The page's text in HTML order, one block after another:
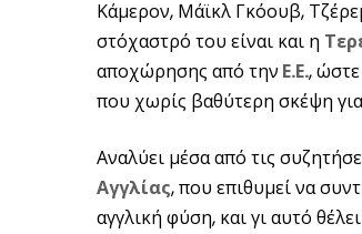
Κάμερον, Μάϊκλ Γκόουβ,
στόχαστρό του είναι και η
αποχώρησης από την Ε.Ε.,
που χωρίς βαθύτερη σκέψη
Αναλύει μέσα από τις
Αγγλίας, που επιθυμεί να
αγγλική φύση, και γι αυτό